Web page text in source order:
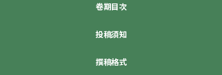
卷期目次
投稿須知
撰稿格式